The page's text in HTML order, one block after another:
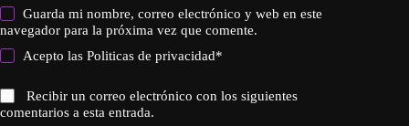
Guarda mi nombre, correo electrónico y web en este
navegador para la próxima vez que comente.
Acepto lasPoliticas de privacidad*
Recibir un correo electrónico con los siguientes
comentarios a esta entrada.